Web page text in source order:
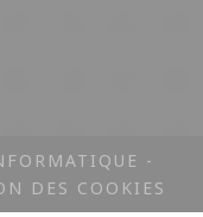
-
DES COOKIES